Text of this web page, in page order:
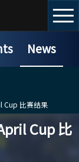
News
Cup 比赛结果
Cup 比